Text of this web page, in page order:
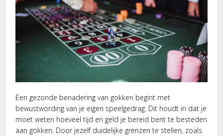
Een gezonde benadering van gokken begint met
bewustwording van je eigen speelgedrag. Dit houdt in dat je
moet weten hoeveel tijd en geld je bereid bent te besteden
aan gokken. Door jezelf duidelijke grenzen te stellen, zoals